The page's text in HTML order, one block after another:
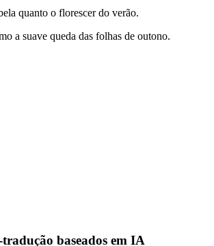
quanto o florescer do verão.
a suave queda das folhas de outono.
baseados em IA